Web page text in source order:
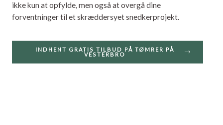
ikke kun at opfylde, men også at overgå dine
forventninger til et skræddersyet snedkerprojekt.
INDHENT GRATIS TILBUD PÅ TØMRER PÅ
VESTERBRO